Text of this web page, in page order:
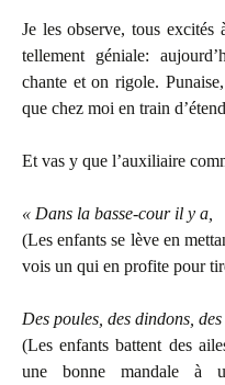
Je les observe, tous excités
tellement géniale:
chante et on rigole.
que chez moi en train
Et vas y que l’auxiliaire
« Dans la basse-cour il y a,
(Les enfants se lève en
vois un qui en profite pour
Des poules, des dindons, des
(Les enfants battent des
une bonne mandale à